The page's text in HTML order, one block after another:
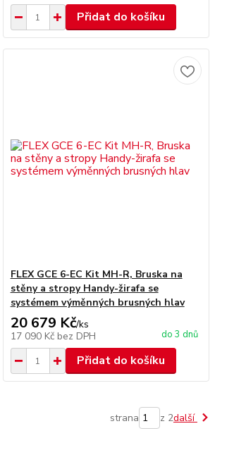
Přidat do košíku
FLEX GCE 6-EC Kit MH-R, Bruska na
stěny a stropy Handy-žirafa se
systémem výměnných brusných hlav
20 679 Kč/ks
17 090 Kč bez DPH do 3 dnů
Přidat do košíku
strana z 2další